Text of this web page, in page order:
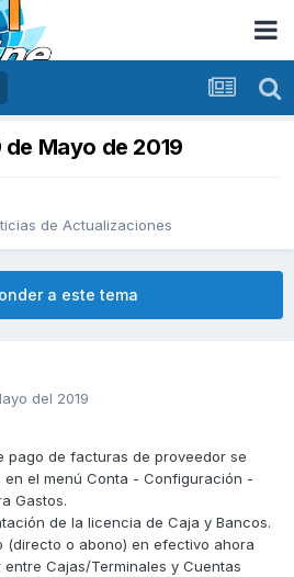
Mayo de 2019
de Actualizaciones
a este tema
del 2019
pago de facturas de proveedor se
en el menú Conta - Configuración -
Gastos.
de la licencia de Caja y Bancos.
(directo o abono) en efectivo ahora
Cajas/Terminales y Cuentas